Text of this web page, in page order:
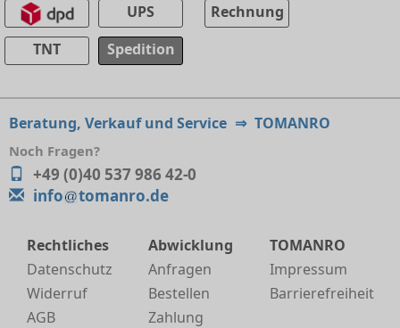
UPS
TNT
Spedition
Rechnung
Beratung, Verkauf und Service ⇒ TOMANRO
Noch Fragen?
+49 (0)40 537 986 42-0
info
tomanro.de
Rechtliches
Datenschutz
Widerruf
AGB
Abwicklung
Anfragen
Bestellen
Zahlung
TOMANRO
Impressum
Barrierefreiheit